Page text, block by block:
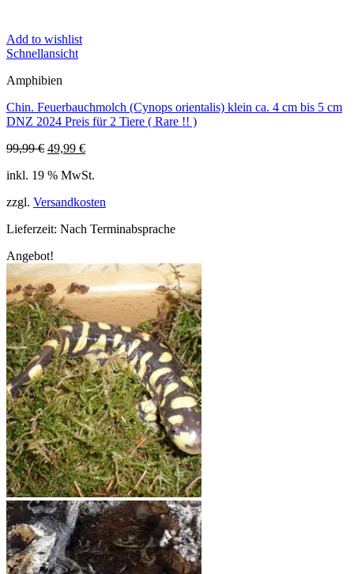
Add to wishlist
Schnellansicht
Amphibien
Chin. Feuerbauchmolch (Cynops orientalis) klein ca. 4 cm bis 5 cm
DNZ 2024 Preis für 2 Tiere ( Rare !! )
99,99€ Ursprünglicher
war:
49,99 €Aktueller
ist:
inkl. 19 % MwSt.
zzgl. Versandkosten
Lieferzeit: Nach Terminabsprache
Angebot!